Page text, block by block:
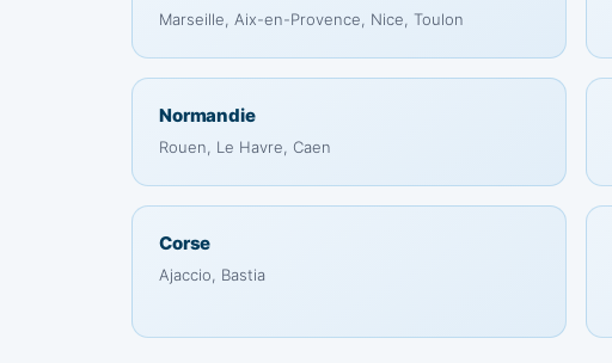
Marseille, Aix-en-Provence, Nice, Toulon
Normandie
Rouen, Le Havre, Caen
Corse
Ajaccio, Bastia